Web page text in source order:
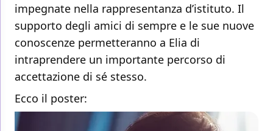
impegnate nella rappresentanza d’istituto. Il
supporto degli amici di sempre e le sue nuove
conoscenze permetteranno a Elia di
intraprendere un importante percorso di
accettazione di sé stesso.
Ecco il poster: